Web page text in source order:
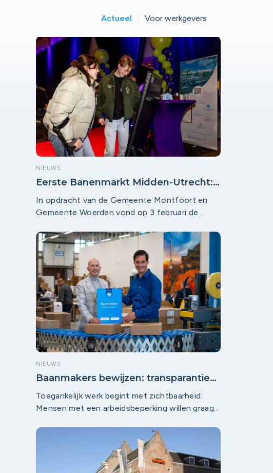
Actueel Voor werkgevers
NIEUWS
Eerste Banenmarkt Midden-Utrecht:
In opdracht van de Gemeente Montfoort en
Gemeente Woerden vond op 3 februari de
70 deelnemende bedrijven en
touchscreendisplays met ruim 700 actuele
vacatures van Montfoort Werkt en Woerden
Werkt was het evenement een schot in de
roos.
NIEUWS
Baanmakers bewijzen: transparantie
toegankelijker
Toegankelijk werk begint met zichtbaarheid.
Mensen met een arbeidsbeperking willen graag
sollicitatieproces: omdat het onduidelijk is of
een werkplek bij een bedrijf überhaupt geschikt
is. Precies daar maakt de Baanmakers-module